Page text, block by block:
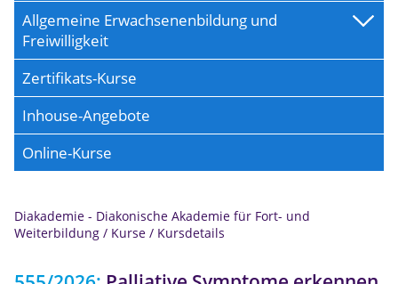
Allgemeine Erwachsenenbildung und
Freiwilligkeit
Zertifikats-Kurse
Inhouse-Angebote
Online-Kurse
Diakademie - Diakonische Akademie für Fort- und
Weiterbildung / Kurse / Kursdetails